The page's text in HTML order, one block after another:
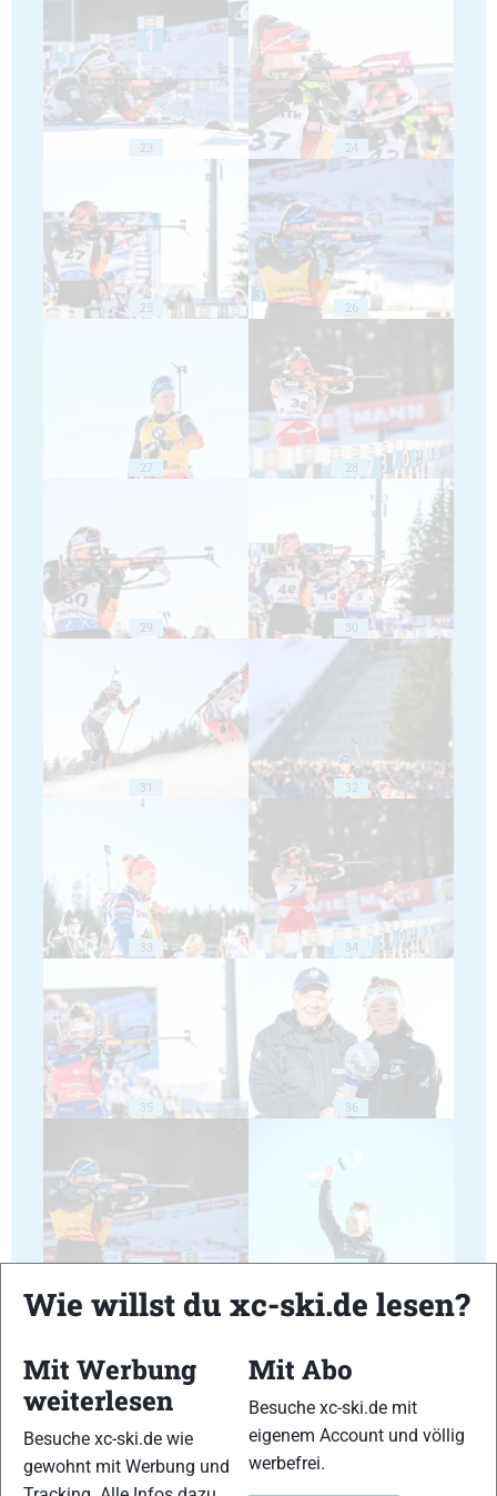
23 24
25 26
27 28
29 30
31 32
33 34
35 36
37 38
Wie willst du xc-ski.de lesen?
Mit Werbung
weiterlesen
Besuche xc-ski.de wie
gewohnt mit Werbung und
Mit Abo
Besuche xc-ski.de mit
eigenem Account und völlig
werbefrei.